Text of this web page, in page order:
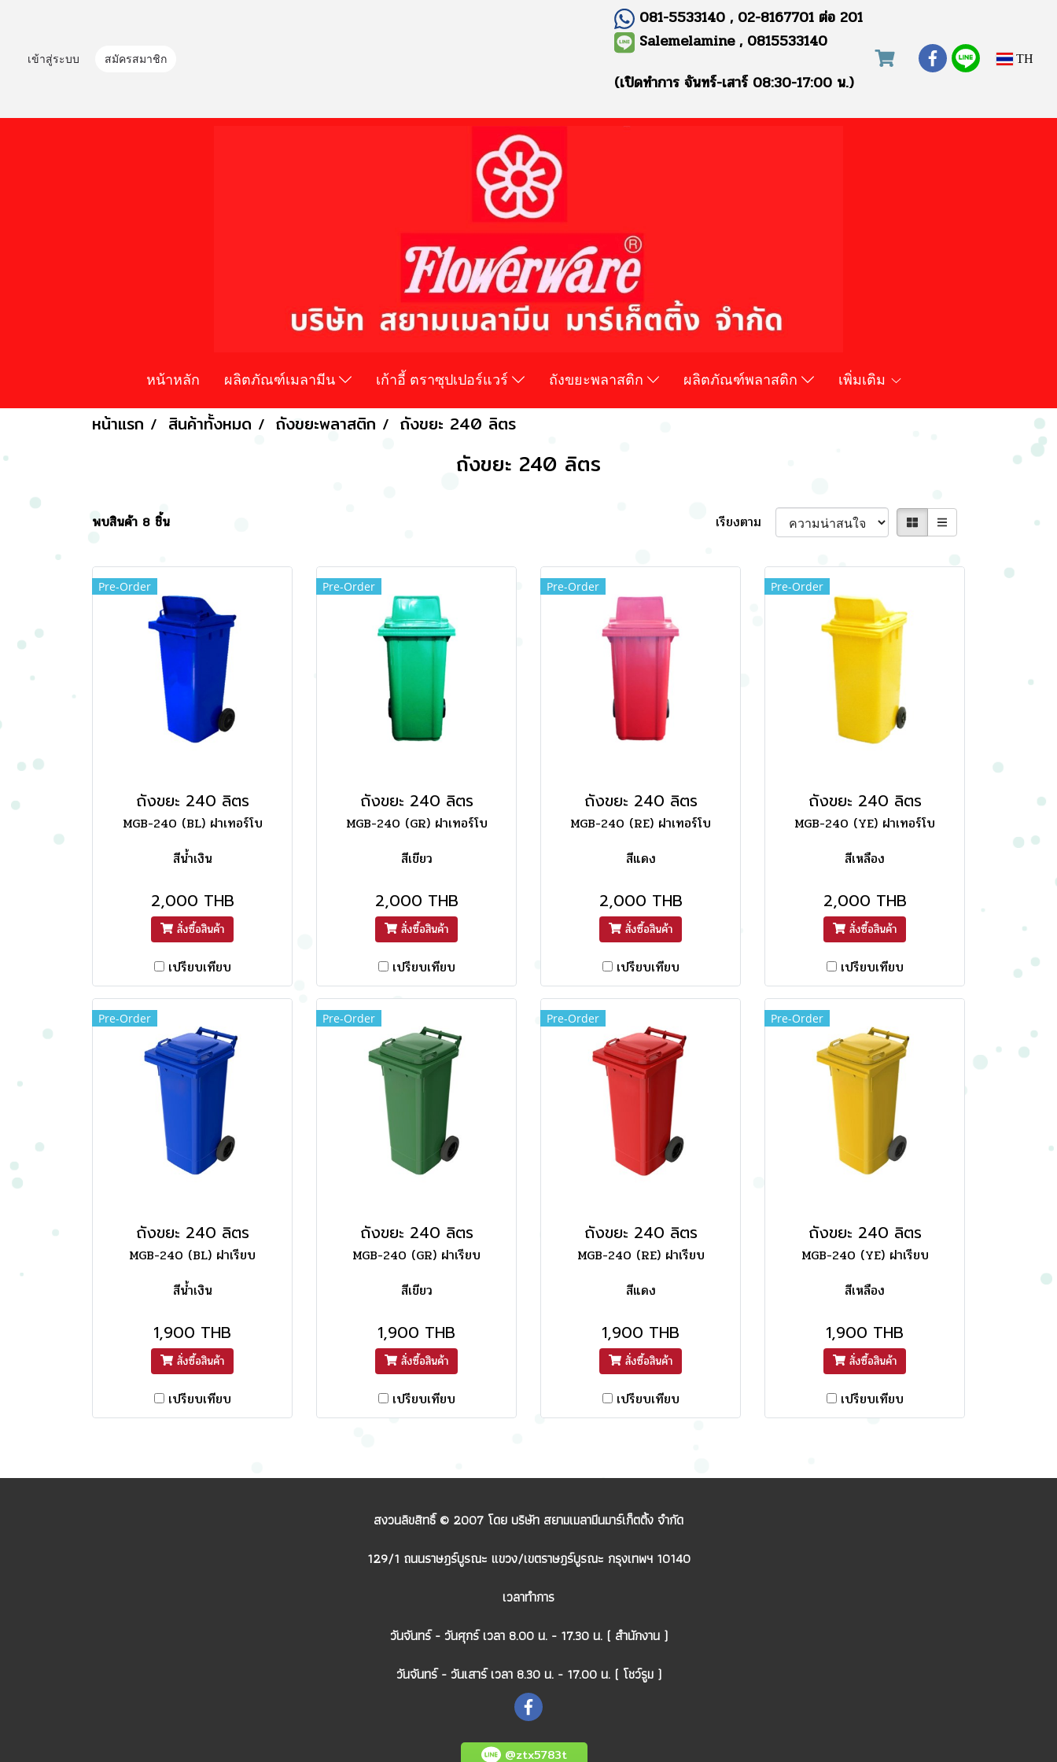
เข้าสู่ระบบ สมัครสมาชิก
081-5533140 , 02-8167701 ต่อ 201
Salemelamine , 0815533140
(เปิดทำการ จันทร์-เสาร์ 08:30-17:00 น.)
TH
หน้าหลัก ผลิตภัณฑ์เมลามีน เก้าอี้ ตราซุปเปอร์แวร์ ถังขยะพลาสติก ผลิตภัณฑ์พลาสติก เพิ่มเติม
หน้าแรก สินค้าทั้งหมด ถังขยะพลาสติก ถังขยะ 240 ลิตร
ถังขยะ 240 ลิตร
พบสินค้า 8 ชิ้น เรียงตาม
Pre-Order
ถังขยะ 240 ลิตร
MGB-240 (BL) ฝาเทอร์โบ
สีน้ำเงิน
2,000 THB
สั่งซื้อสินค้า
เปรียบเทียบ
Pre-Order
ถังขยะ 240 ลิตร
MGB-240 (GR) ฝาเทอร์โบ
สีเขียว
2,000 THB
สั่งซื้อสินค้า
เปรียบเทียบ
Pre-Order
ถังขยะ 240 ลิตร
MGB-240 (RE) ฝาเทอร์โบ
สีแดง
2,000 THB
สั่งซื้อสินค้า
เปรียบเทียบ
Pre-Order
ถังขยะ 240 ลิตร
MGB-240 (YE) ฝาเทอร์โบ
สีเหลือง
2,000 THB
สั่งซื้อสินค้า
เปรียบเทียบ
Pre-Order
ถังขยะ 240 ลิตร
MGB-240 (BL) ฝาเรียบ
สีน้ำเงิน
1,900 THB
สั่งซื้อสินค้า
เปรียบเทียบ
Pre-Order
ถังขยะ 240 ลิตร
MGB-240 (GR) ฝาเรียบ
สีเขียว
1,900 THB
สั่งซื้อสินค้า
เปรียบเทียบ
Pre-Order
ถังขยะ 240 ลิตร
MGB-240 (RE) ฝาเรียบ
สีแดง
1,900 THB
สั่งซื้อสินค้า
เปรียบเทียบ
Pre-Order
ถังขยะ 240 ลิตร
MGB-240 (YE) ฝาเรียบ
สีเหลือง
1,900 THB
สั่งซื้อสินค้า
เปรียบเทียบ
สงวนลิขสิทธิ์ © 2007 โดย บริษัท สยามเมลามีนมาร์เก็ตติ้ง จำกัด
129/1 ถนนราษฎร์บูรณะ แขวง/เขตราษฎร์บูรณะ กรุงเทพฯ 10140
เวลาทำการ
วันจันทร์ - วันศุกร์ เวลา 8.00 น. - 17.30 น. ( สำนักงาน )
วันจันทร์ - วันเสาร์ เวลา 8.30 น. - 17.00 น. ( โชว์รูม )
@ztx5783t